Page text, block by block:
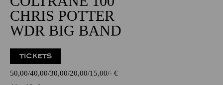
CHRIS POTTER
WDR BIG BAND
TICKETS
50,00 40,00 30,00 20,00 15,00 - €